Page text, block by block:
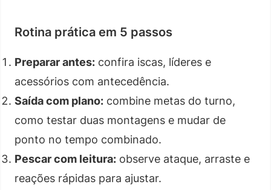
Rotina prática em 5 passos
Preparar antes: confira iscas, líderes e
acessórios com antecedência.
Saída com plano: combine metas do turno,
como testar duas montagens e mudar de
ponto no tempo combinado.
Pescar com leitura: observe ataque, arraste e
reações rápidas para ajustar.